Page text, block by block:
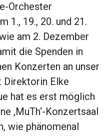
Orchester
1., 19., 20. und 21.
am 2. Dezember
die Spenden in
Konzerten an unser
Direktorin Elke
hat es erst möglich
,MuTh‘-Konzertsaal
wie phänomenal